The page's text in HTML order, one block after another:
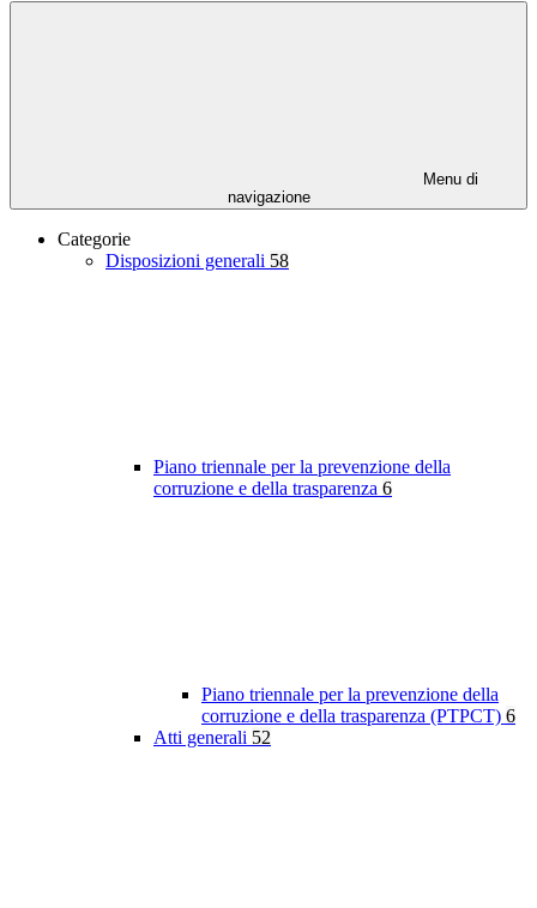
Menu di
navigazione
Categorie
Disposizioni generali 58
Piano triennale per la prevenzione della
corruzione e della trasparenza 6
Piano triennale per la prevenzione della
corruzione e della trasparenza (PTPCT) 6
Atti generali 52